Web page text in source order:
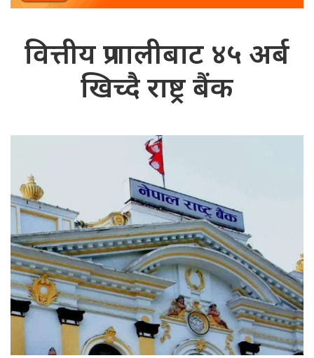
वित्तीय प्रणालीबाट ४५ अर्ब
खिच्दै राष्ट्र बैंक